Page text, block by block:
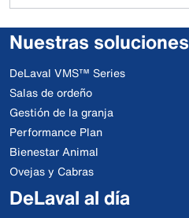
Nuestras soluciones
DeLaval VMS™ Series
Salas de ordeño
Gestión de la granja
Performance Plan
Bienestar Animal
Ovejas y Cabras
DeLaval al día